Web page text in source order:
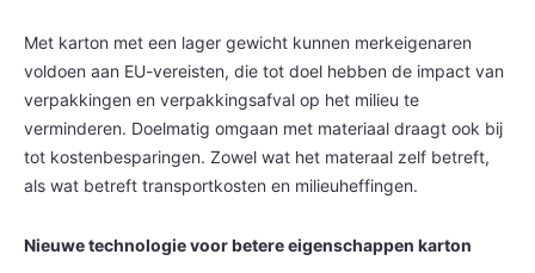
Met karton met een lager gewicht kunnen merkeigenaren
voldoen aan EU-vereisten, die tot doel hebben de impact van
verpakkingen en verpakkingsafval op het milieu te
verminderen. Doelmatig omgaan met materiaal draagt ook bij
tot kostenbesparingen. Zowel wat het materaal zelf betreft,
als wat betreft transportkosten en milieuheffingen.
Nieuwe technologie voor betere eigenschappen karton